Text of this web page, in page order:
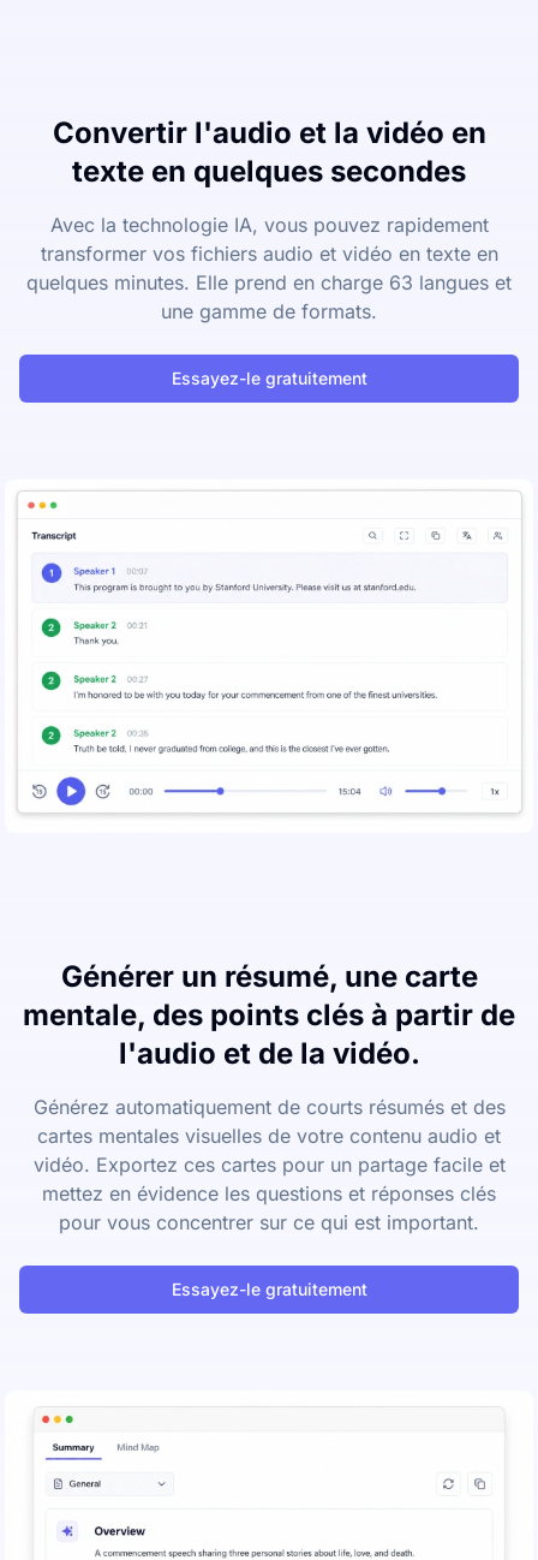
Convertir l'audio et la vidéo en
texte en quelques secondes
Avec la technologie IA, vous pouvez rapidement
transformer vos fichiers audio et vidéo en texte en
quelques minutes. Elle prend en charge 63 langues et
une gamme de formats.
Essayez-le gratuitement
Générer un résumé, une carte
mentale, des points clés à partir de
l'audio et de la vidéo.
Générez automatiquement de courts résumés et des
cartes mentales visuelles de votre contenu audio et
vidéo. Exportez ces cartes pour un partage facile et
mettez en évidence les questions et réponses clés
pour vous concentrer sur ce qui est important.
Essayez-le gratuitement